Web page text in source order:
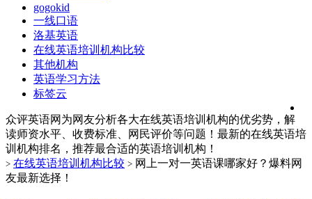
gogokid
一线口语
洛基英语
在线英语培训机构比较
其他机构
英语学习方法
标签云
众评英语网为网友分析各大在线英语培训机构的优劣势，解
读师资水平、收费标准、网民评价等问题！最新的在线英语培
训机构排名，推荐最合适的英语培训机构！
> 在线英语培训机构比较 > 网上一对一英语课哪家好？爆料网
友最新选择！